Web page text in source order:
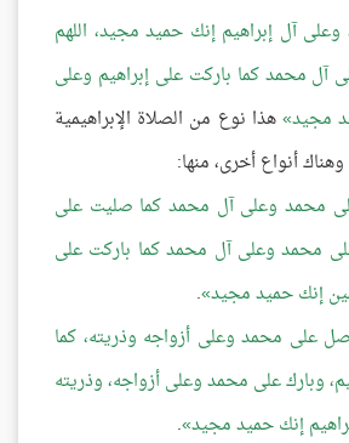
آل إبراهيم إنك حميد مجيد، اللهم
آل محمد كما باركت على إبراهيم وعلى
مجيد هذا نوع من الصلاة الإبراهيمية
أنواع أخرى، منها:
محمد وعلى آل محمد كما صليت على
على محمد وعلى آل محمد كما باركت على
إنك حميد مجيد .
صل على محمد وعلى أزواجه وذريته، كما
وبارك على محمد وعلى أزواجه، وذريته
إنك حميد مجيد .